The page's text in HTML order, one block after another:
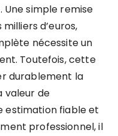
Une simple remise
d’euros,
nécessite un
Toutefois, cette
durablement la
valeur de
estimation fiable et
professionnel, il